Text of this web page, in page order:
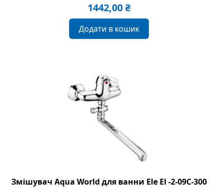
1442,00₴
Додати в кошик
Змішувач Aqua World для ванни Ele El -2-09C-300